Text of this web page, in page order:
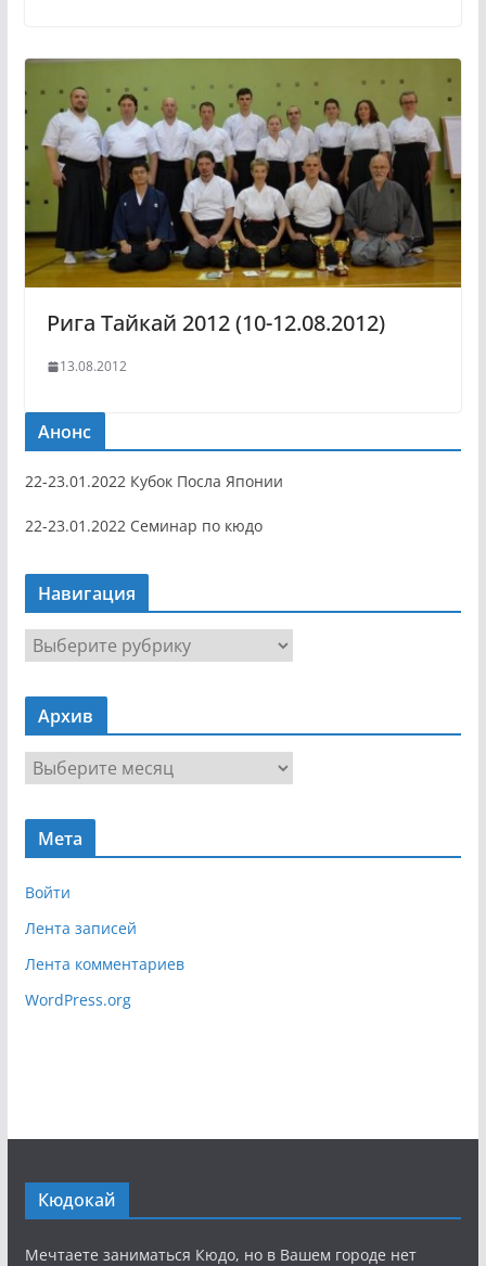
Рига Тайкай 2012 (10-12.08.2012)
13.08.2012
Анонс
22-23.01.2022 Кубок Посла Японии
22-23.01.2022 Семинар по кюдо
Навигация
Н
а
в
г
я
Архив
р
х
Мета
Войти
Лента записей
Лента комментариев
WordPress.org
Кюдокай
Мечтаете заниматься Кюдо, но в Вашем городе нет